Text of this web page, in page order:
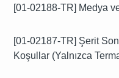
[01-02188-TR] Medya
[01-02187-TR] Şerit
Koşullar (Yalnızca